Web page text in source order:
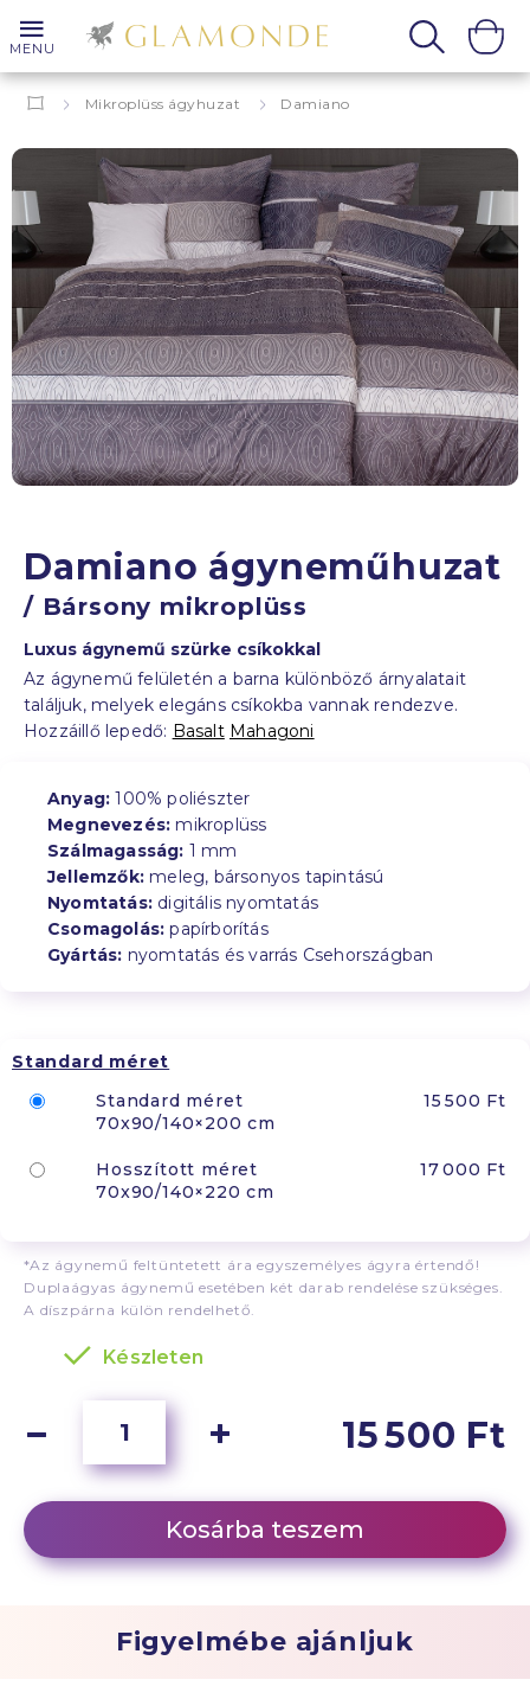
MENU
Mikroplüss ágyhuzat Damiano
Damiano ágyneműhuzat
/ Bársony mikroplüss
Luxus ágynemű szürke csíkokkal
Az ágynemű felületén a barna különböző árnyalatait
találjuk, melyek elegáns csíkokba vannak rendezve.
Hozzáillő lepedő: Basalt Mahagoni
Anyag: 100% poliészter
Megnevezés: mikroplüss
Szálmagasság: 1 mm
Jellemzők: meleg, bársonyos tapintású
Nyomtatás: digitális nyomtatás
Csomagolás: papírborítás
Gyártás: nyomtatás és varrás Csehországban
Standard méret
Standard méret
70x90/140×200 cm
15 500 Ft
Hosszított méret
70x90/140×220 cm
17 000 Ft
*Az ágynemű feltüntetett ára egyszemélyes ágyra értendő!
Duplaágyas ágynemű esetében két darab rendelése szükséges.
A díszpárna külön rendelhető.
Készleten
15 500 Ft
Kosárba teszem
Figyelmébe ajánljuk